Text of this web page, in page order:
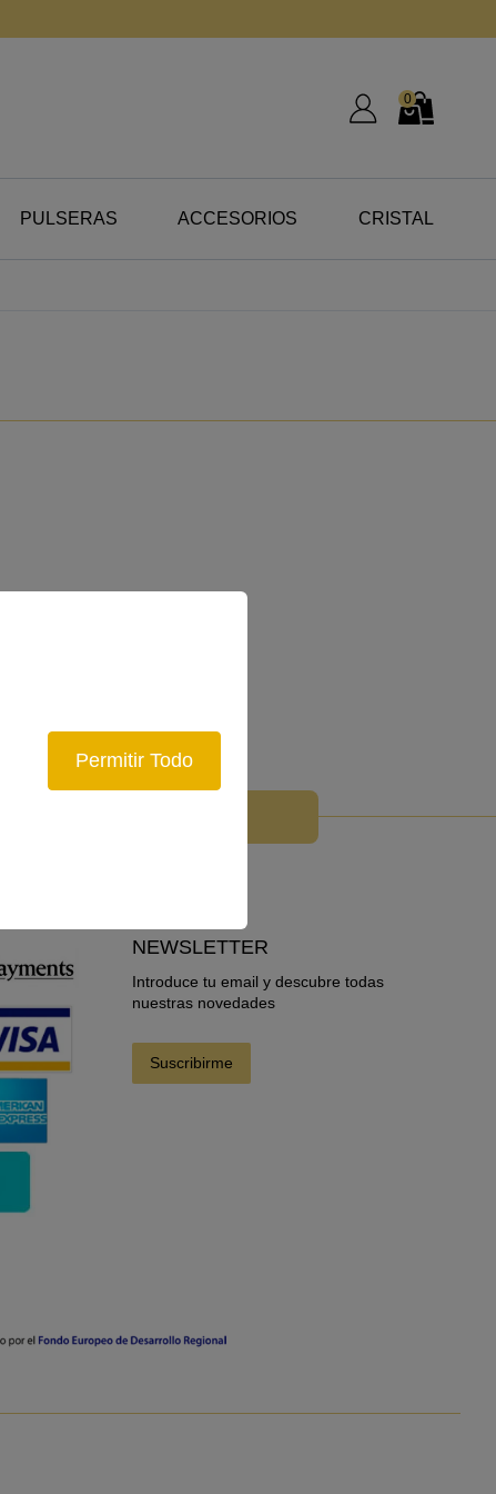
Mi CuentaMi Cesta
0
PULSERAS ACCESORIOS CRISTAL
NEWSLETTER
Introduce tu email y descubre todas
nuestras novedades
Suscribirme
Permitir Todo